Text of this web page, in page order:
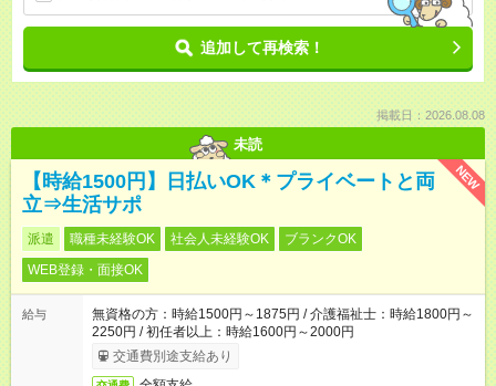
追加して再検索！
掲載日：2026.08.08
未読
NEW
【時給1500円】日払いOK＊プライベートと両
立⇒生活サポ
派遣 職種未経験OK 社会人未経験OK
ブランクOK
WEB登録・面接OK
給与
無資格の方：時給1500円～1875円 / 介護福祉士：時給1800円～
2250円 / 初任者以上：時給1600円～2000円
交通費別途支給あり